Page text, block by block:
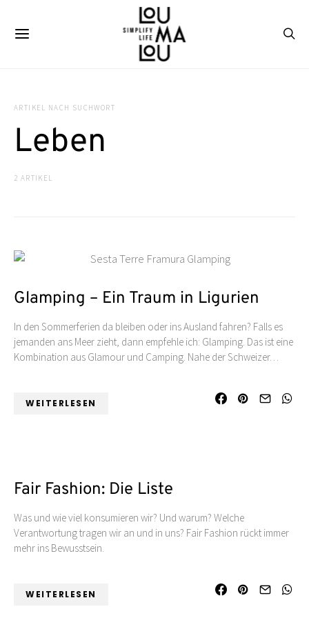
ARTIKEL NACH SUCHWORT
Leben
2 ARTIKEL
Glamping – Ein Traum in Ligurien
In den Sommerferien da bleiben oder ins Ausland fahren? Falls es
jemanden ans Meer zieht, dann empfehle ich: Glamping. Das ist eine
Kombination aus Glamour und Camping. Nahe der Schweizer…
WEITERLESEN
Fair Fashion: Die Liste
Was und wie viel konsumieren wir? Und warum? Welche
Verantwortung tragen wir an und in uns? Fair Fashion rückt immer
mehr ins Bewusstsein.
WEITERLESEN